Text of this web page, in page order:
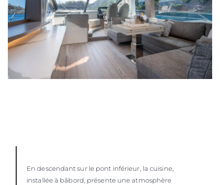
En descendant sur le pont inférieur, la cuisine,
installée à bâbord, présente une atmosphère